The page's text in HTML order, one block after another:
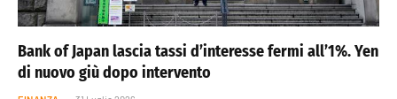
Bank of Japan lascia tassi d’interesse fermi all’1%. Yen
di nuovo giù dopo intervento